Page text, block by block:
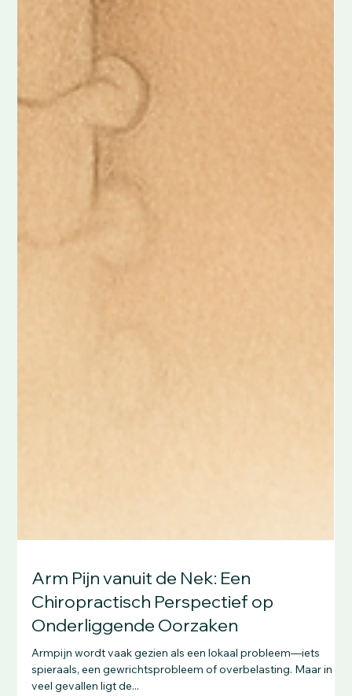
Arm Pijn vanuit de Nek: Een
Chiropractisch Perspectief op
Onderliggende Oorzaken
Armpijn wordt vaak gezien als een lokaal probleem—iets